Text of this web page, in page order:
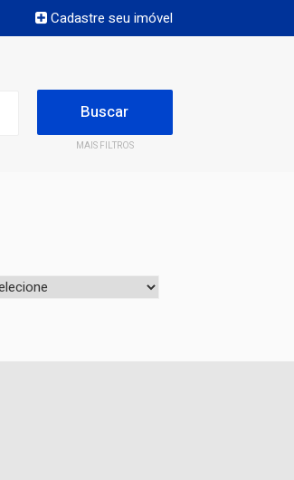
Cadastre seu imóvel
MAIS FILTROS